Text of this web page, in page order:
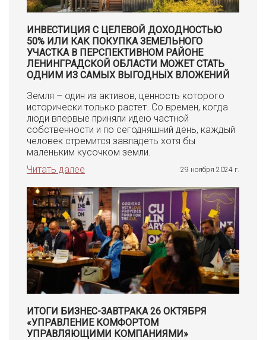
ИНВЕСТИЦИЯ С ЦЕЛЕВОЙ ДОХОДНОСТЬЮ
50% ИЛИ КАК ПОКУПКА ЗЕМЕЛЬНОГО
УЧАСТКА В ПЕРСПЕКТИВНОМ РАЙОНЕ
ЛЕНИНГРАДСКОЙ ОБЛАСТИ МОЖЕТ СТАТЬ
ОДНИМ ИЗ САМЫХ ВЫГОДНЫХ ВЛОЖЕНИЙ
Земля – один из активов, ценность которого
исторически только растет. Со времен, когда
люди впервые приняли идею частной
собственности и по сегодняшний день, каждый
человек стремится завладеть хотя бы
маленьким кусочком земли.
Читать далее
29 ноября 2024 г.
ИТОГИ БИЗНЕС-ЗАВТРАКА 26 ОКТЯБРЯ
«УПРАВЛЕНИЕ КОМФОРТОМ
УПРАВЛЯЮЩИМИ КОМПАНИЯМИ»